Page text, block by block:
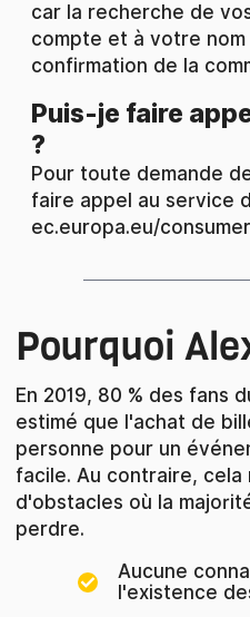
car la recherche de
compte et à votre nom
confirmation de la
Puis-je faire appel à un médiateur
?
Pour toute demande
faire appel au service
ec.europa.eu/
Pourquoi
En 2019, 80 % des fans
estimé que l'achat de
personne pour un
facile. Au contraire, cela
d'obstacles où la
perdre.
Aucune
l'existence